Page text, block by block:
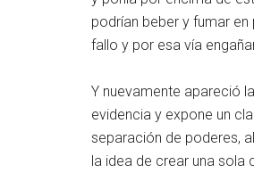
podrían beber y fumar en
fallo y por esa vía
Y nuevamente apareció
evidencia y expone un
separación de poderes,
la idea de crear una sola